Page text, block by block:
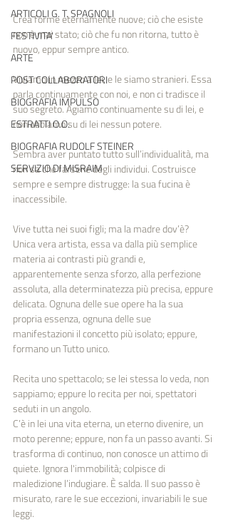
ARTICOLI G. T. SPAGNOLI
FESTIVITA'
ARTE
POST COLLABORATORI
BIOGRAFIA IMPULSO
ESTRATTI O.O.
BIOGRAFIA RUDOLF STEINER
SERVIZIO DI MISRAIM
Crea forme eternamente nuove; ciò che esiste
non è mai stato; ciò che fu non ritorna, tutto è
nuovo, eppur sempre antico.
Viviamo in mezzo a lei, e le siamo stranieri. Essa
parla continuamente con noi, e non ci tradisce il
suo segreto. Agiamo continuamente su di lei, e
non abbiamo su di lei nessun potere.
Sembra aver puntato tutto sull’individualità, ma
non sa che farsene degli individui. Costruisce
sempre e sempre distrugge: la sua fucina è
inaccessibile.
Vive tutta nei suoi figli; ma la madre dov’è?
Unica vera artista, essa va dalla più semplice
materia ai contrasti più grandi e,
apparentemente senza sforzo, alla perfezione
assoluta, alla determinatezza più precisa, eppure
delicata. Ognuna delle sue opere ha la sua
propria essenza, ognuna delle sue
manifestazioni il concetto più isolato; eppure,
formano un Tutto unico.
Recita uno spettacolo; se lei stessa lo veda, non
sappiamo; eppure lo recita per noi, spettatori
seduti in un angolo.
C’è in lei una vita eterna, un eterno divenire, un
moto perenne; eppure, non fa un passo avanti. Si
trasforma di continuo, non conosce un attimo di
quiete. Ignora l'immobilità; colpisce di
maledizione l’indugiare. È salda. Il suo passo è
misurato, rare le sue eccezioni, invariabili le sue
leggi.